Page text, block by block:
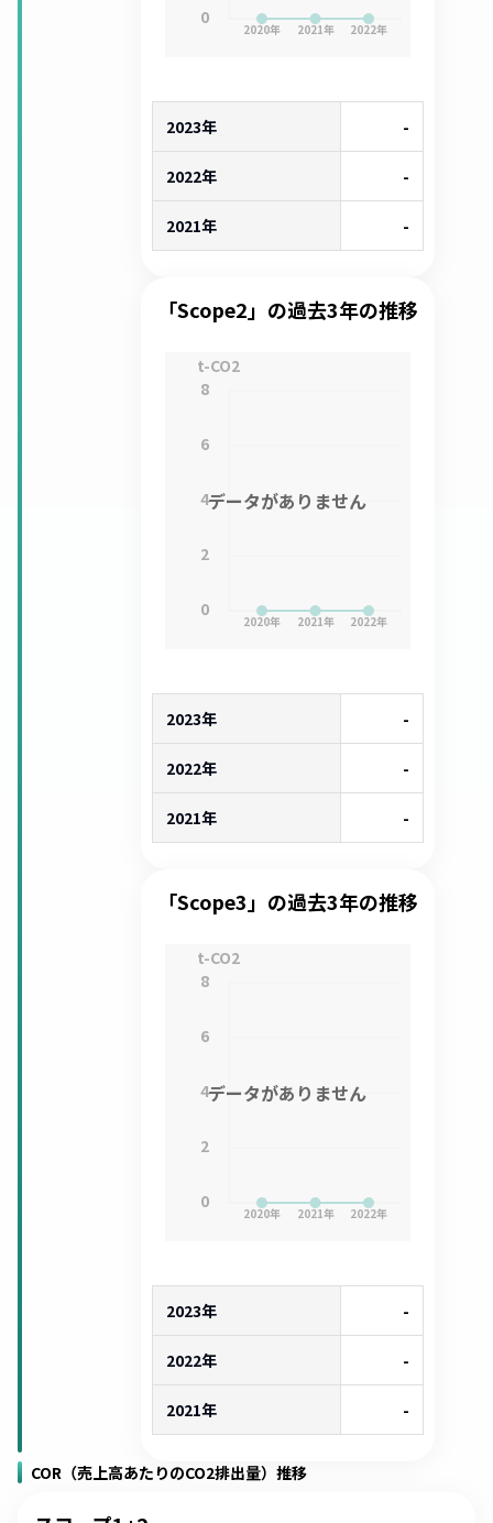
2020年 2021年 2022年
0
2023年 -
2022年 -
2021年 -
「Scope2」の過去3年の推移
2020年 2021年 2022年
0
2
4
6
8
t-CO2
データがありません
2023年 -
2022年 -
2021年 -
「Scope3」の過去3年の推移
2020年 2021年 2022年
0
2
4
6
8
t-CO2
データがありません
2023年 -
2022年 -
2021年 -
COR（売上高あたりのCO2排出量）推移